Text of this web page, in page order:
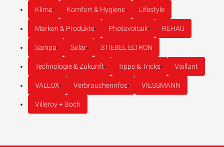
Klima Komfort & Hygiene Lifestyle
Marken & Produkte Photovoltaik REHAU
Sanipa Solar STIEBEL ELTRON
Technologie & Zukunft Tipps & Tricks Vaillant
VALLOX Verbraucherinfos VIESSMANN
Villeroy + Boch